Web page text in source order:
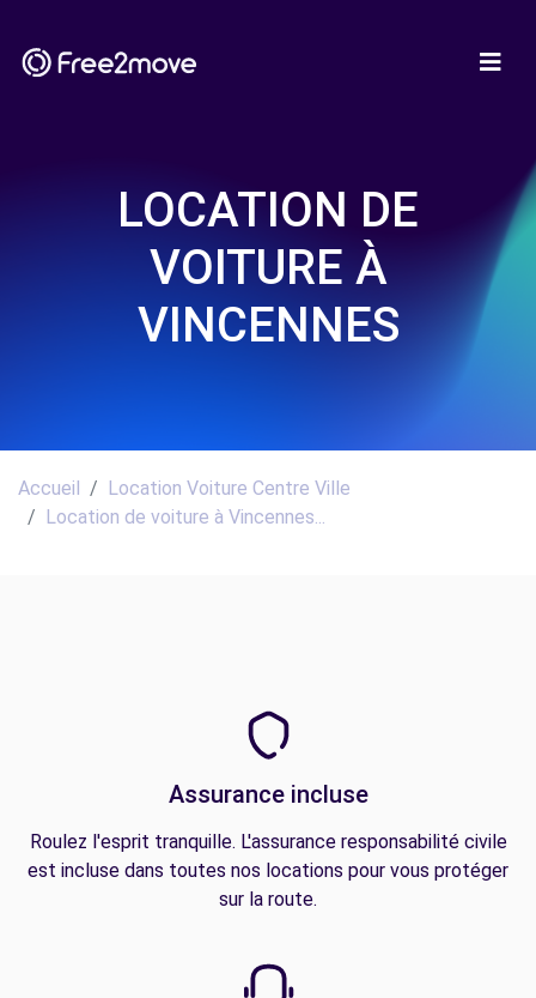
LOCATION DE
VOITURE À
VINCENNES
Accueil
Location Voiture Centre Ville
Location de voiture à Vincennes...
Assurance incluse
Roulez l'esprit tranquille. L'assurance responsabilité civile
est incluse dans toutes nos locations pour vous protéger
sur la route.